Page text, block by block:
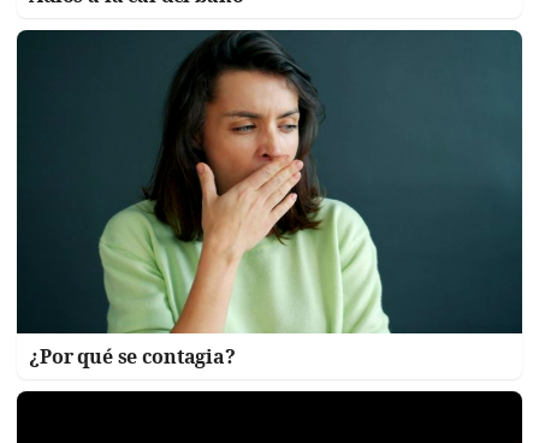
¿Por qué se contagia?